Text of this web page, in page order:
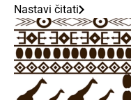
Nastavi čitati